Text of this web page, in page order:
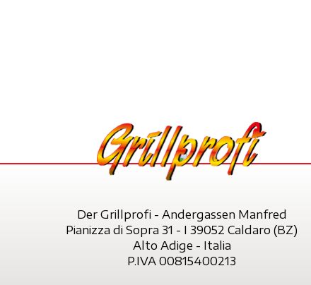
Der Grillprofi - Andergassen Manfred
Pianizza di Sopra 31 - I 39052 Caldaro (BZ)
Alto Adige - Italia
P.IVA 00815400213